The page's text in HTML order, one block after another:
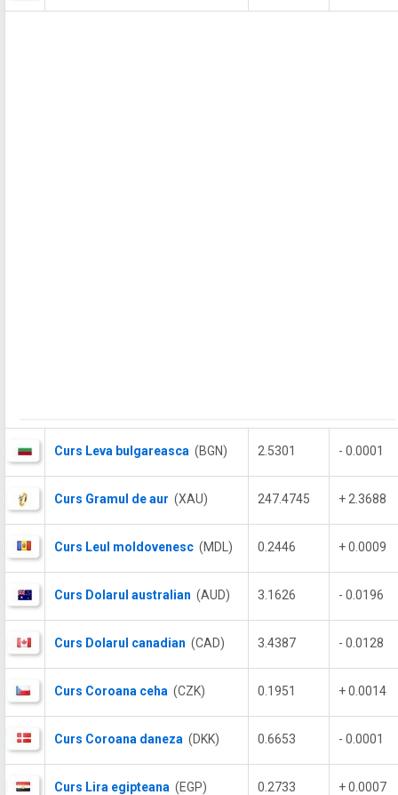
Curs Leva bulgareasca (BGN) 2.5301 - 0.0001
Curs Gramul de aur (XAU) 247.4745 + 2.3688
Curs Leul moldovenesc (MDL) 0.2446 + 0.0009
Curs Dolarul australian (AUD) 3.1626 - 0.0196
Curs Dolarul canadian (CAD) 3.4387 - 0.0128
Curs Coroana ceha (CZK) 0.1951 + 0.0014
Curs Coroana daneza (DKK) 0.6653 - 0.0001
Curs Lira egipteana (EGP) 0.2733 + 0.0007